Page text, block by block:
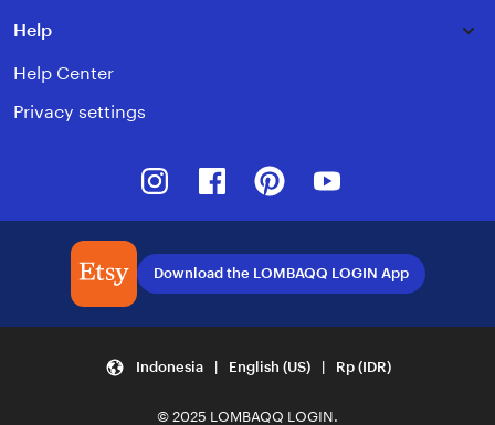
Help
Help Center
Privacy settings
InstagramFacebookPinterest
Download the LOMBAQQ LOGIN App
Indonesia | English (US) | Rp (IDR)
© 2025 LOMBAQQ LOGIN.